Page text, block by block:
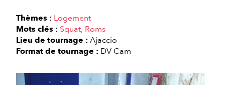
Thèmes : Logement
Mots clés : Squat Roms
Lieu de tournage : Ajaccio
Format de tournage : DV Cam